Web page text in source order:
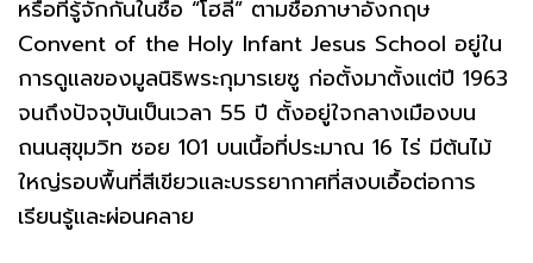
หรือที่รู้จักกันในชื่อ “โฮลี่” ตามชื่อภาษาอังกฤษ
Convent of the Holy Infant Jesus School อยู่ใน
การดูแลของมูลนิธิพระกุมารเยซู ก่อตั้งมาตั้งแต่ปี 1963
จนถึงปัจจุบันเป็นเวลา 55 ปี ตั้งอยู่ใจกลางเมืองบน
ถนนสุขุมวิท ซอย 101 บนเนื้อที่ประมาณ 16 ไร่ มีต้นไม้
ใหญ่รอบพื้นที่สีเขียวและบรรยากาศที่สงบเอื้อต่อการ
เรียนรู้และผ่อนคลาย